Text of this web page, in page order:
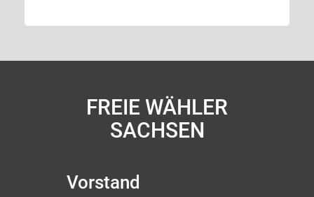
FREIE WÄHLER
SACHSEN
Vorstand